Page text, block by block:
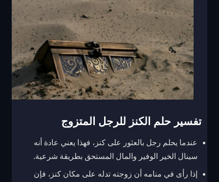
تفسير حلم الكنز للرجل المتزوج
عندما يحلم رجل بالعثور على كنز، فهذا يعني عادة أنه
سينال الخير الوفير والمال المستحق بطريقة شرعية.
إذا رأى في منامه أن زوجته تدله على مكان كنز، فإن